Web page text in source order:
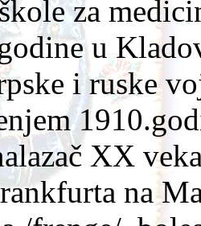
za
u
i ruske
XX
na